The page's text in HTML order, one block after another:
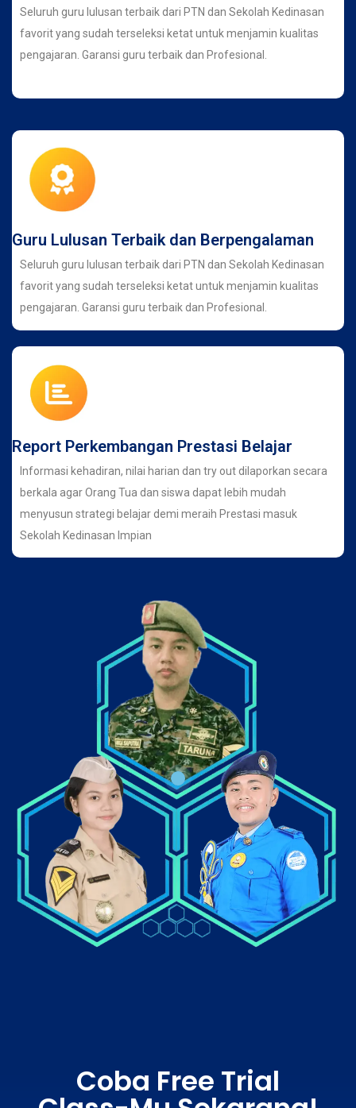
Seluruh guru lulusan terbaik dari PTN dan Sekolah Kedinasan
favorit yang sudah terseleksi ketat untuk menjamin kualitas
pengajaran. Garansi guru terbaik dan Profesional.
Guru Lulusan Terbaik dan Berpengalaman
Seluruh guru lulusan terbaik dari PTN dan Sekolah Kedinasan
favorit yang sudah terseleksi ketat untuk menjamin kualitas
pengajaran. Garansi guru terbaik dan Profesional.
Report Perkembangan Prestasi Belajar
Informasi kehadiran, nilai harian dan try out dilaporkan secara
berkala agar Orang Tua dan siswa dapat lebih mudah
menyusun strategi belajar demi meraih Prestasi masuk
Sekolah Kedinasan Impian
Coba Free Trial